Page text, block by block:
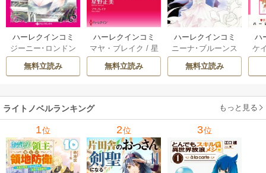
ハーレクインコミ
ックス セット 202
6年 vol.1064 1巻
ジーニー･ロンドン
橘花夜/ メアリ
ー･ライアンズ
ーガン/星合操/ア
ン･ウィール/ 津寺
里可子
無料立読み
ハーレクインコミ
ックス セット 202
6年 vol.1002 1巻
マヤ・ブレイク / 星
野正美/ ヘレン･ブ
ルックス/のわきね
ウェイ/一重夕子
無料立読み
ハーレクインコミ
ックス セット 202
6年 vol.1063 1巻
ニーナ･ブルーンス
おおつきちずる
レベッカ･ヨーク
ーディ/海野みつる
サラ･ウッド/流
水凛子
無料立読み
ハ
ッ
ケ
ザ
ライトノベルランキング もっと見る
1位 2位 3位